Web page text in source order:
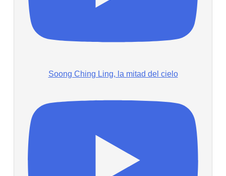
Soong Ching Ling, la mitad del cielo